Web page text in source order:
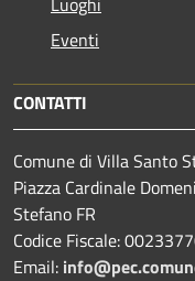
Eventi
CONTATTI
Comune di Villa Santo
Piazza Cardinale
Stefano FR
Codice Fiscale:
Email: